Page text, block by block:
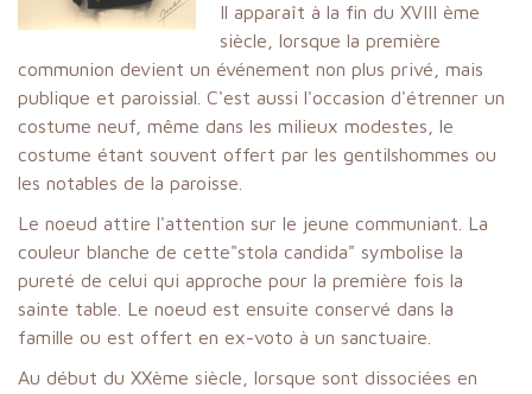
Il apparaît à la fin du XVIII ème
siècle, lorsque la première
communion devient un événement non plus privé, mais
publique et paroissial. C'est aussi l'occasion d'étrenner un
costume neuf, même dans les milieux modestes, le
costume étant souvent offert par les gentilshommes ou
les notables de la paroisse.
Le noeud attire l'attention sur le jeune communiant. La
couleur blanche de cette"stola candida" symbolise la
pureté de celui qui approche pour la première fois la
sainte table. Le noeud est ensuite conservé dans la
famille ou est offert en ex-voto à un sanctuaire.
Au début du XXème siècle, lorsque sont dissociées en